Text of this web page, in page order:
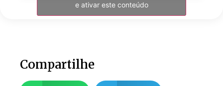
e ativar este conteúdo
Compartilhe